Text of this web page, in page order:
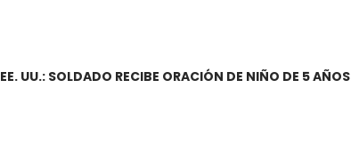
EE. UU.: SOLDADO RECIBE ORACIÓN DE NIÑO DE 5 AÑOS